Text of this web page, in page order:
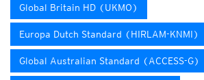
Global Britain HD (UKMO)
Europa Dutch Standard (HIRLAM-KNMI)
Global Australian Standard (ACCESS-G)